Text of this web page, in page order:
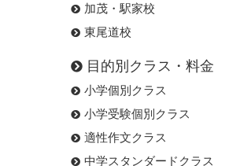
加茂・駅家校
東尾道校
目的別クラス・料金
小学個別クラス
小学受験個別クラス
適性作文クラス
中学スタンダードクラス